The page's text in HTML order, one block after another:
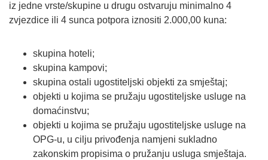
iz jedne vrste/skupine u drugu ostvaruju minimalno 4
zvjezdice ili 4 sunca potpora iznositi 2.000,00 kuna:
skupina hoteli;
skupina kampovi;
skupina ostali ugostiteljski objekti za smještaj;
objekti u kojima se pružaju ugostiteljske usluge na
domaćinstvu;
objekti u kojima se pružaju ugostiteljske usluge na
OPG-u, u cilju privođenja namjeni sukladno
zakonskim propisima o pružanju usluga smještaja.